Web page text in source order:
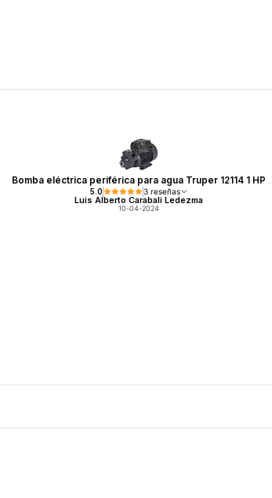
Bomba eléctrica periférica para agua Truper 12114 1 HP
5.0 3 reseñas
Luis Alberto Carabali Ledezma
10-04-2024